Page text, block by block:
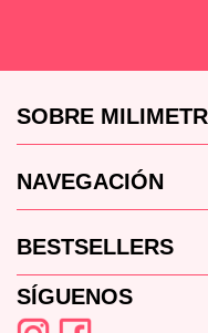
SOBRE
NAVEGACIÓN
BESTSELLERS
SÍGUENOS